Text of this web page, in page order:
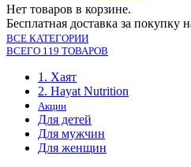
Нет товаров в корзине.
Бесплатная доставка за покупку
ВСЕ КАТЕГОРИИ
ВСЕГО 119 ТОВАРОВ
1. Хаят
2. Hayat Nutrition
Акции
Для детей
Для мужчин
Для женщин